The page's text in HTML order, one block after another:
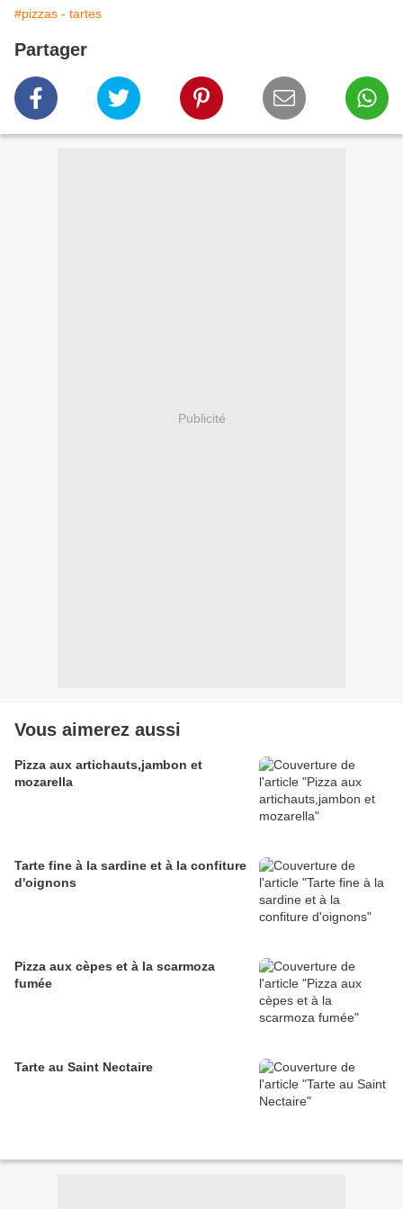
#pizzas - tartes
Partager
Publicité
Vous aimerez aussi
Pizza aux artichauts,jambon et
mozarella
Tarte fine à la sardine et à la confiture
d'oignons
Pizza aux cèpes et à la scarmoza
fumée
Tarte au Saint Nectaire